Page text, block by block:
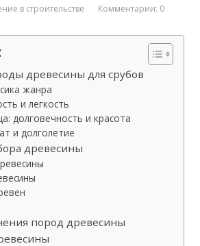
в строительстве Комментарии: 0
древесины для срубов
жанра
и легкость
долговечность и красота
и долголетие
древесины
пород древесины